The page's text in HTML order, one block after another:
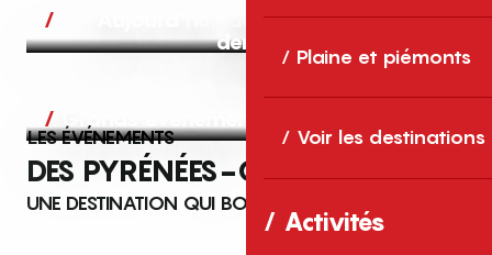
Plaine et piémonts
Voir les destinations
Activités
Aujourd’hui, demain et après-
demain
Grands événements
LES ÉVÉNEMENTS
DES PYRÉNÉES-ORIENTALES
UNE DESTINATION QUI BOUGE TOUTE L’ANNÉE